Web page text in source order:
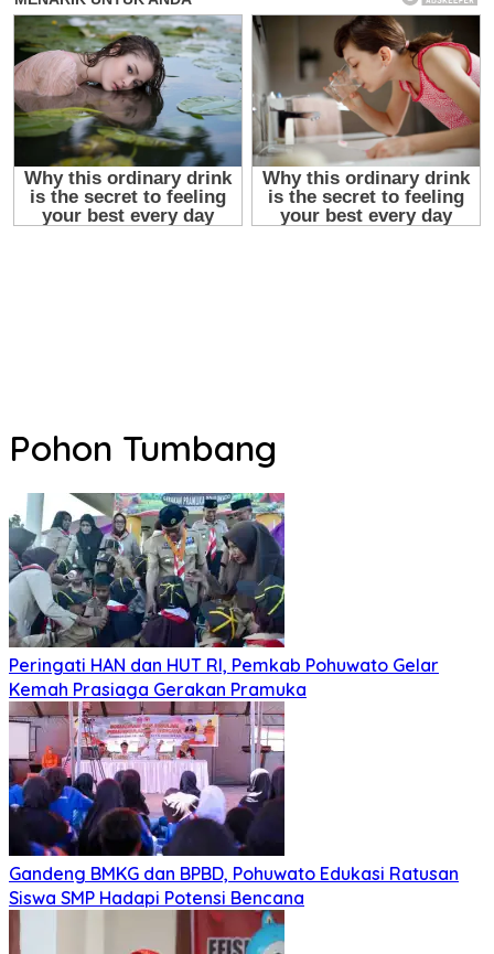
Pohon Tumbang
Peringati HAN dan HUT RI, Pemkab Pohuwato Gelar
Kemah Prasiaga Gerakan Pramuka
Gandeng BMKG dan BPBD, Pohuwato Edukasi Ratusan
Siswa SMP Hadapi Potensi Bencana